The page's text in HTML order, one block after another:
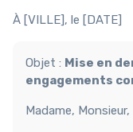
À [VILLE], le [DATE]
Objet : Mise en
engagements
Madame, Monsieur,